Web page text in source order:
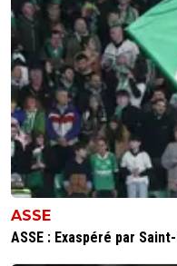
ASSE
ASSE : Exaspéré par